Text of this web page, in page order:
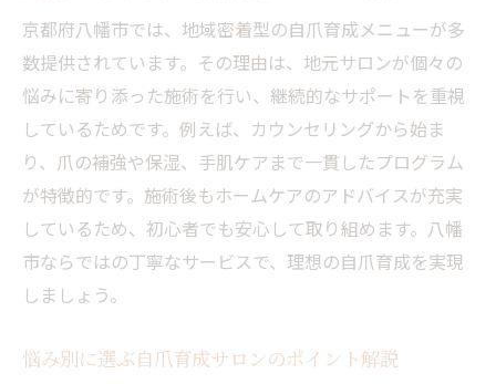
京都府八幡市では、地域密着型の自爪育成メニューが多
数提供されています。その理由は、地元サロンが個々の
悩みに寄り添った施術を行い、継続的なサポートを重視
しているためです。例えば、カウンセリングから始ま
り、爪の補強や保湿、手肌ケアまで一貫したプログラム
が特徴的です。施術後もホームケアのアドバイスが充実
しているため、初心者でも安心して取り組めます。八幡
市ならではの丁寧なサービスで、理想の自爪育成を実現
しましょう。
悩み別に選ぶ自爪育成サロンのポイント解説